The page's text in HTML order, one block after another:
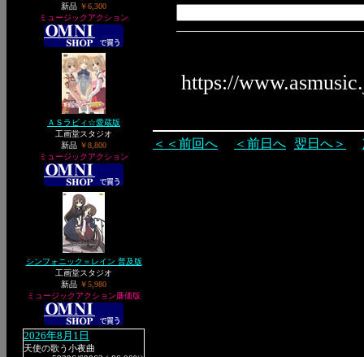
新品 ￥6,300
ミュージックアクション
ＡＳラビィ☆愛蔵版
工画堂スタジオ
新品 ￥8,800
ミュージックアクション
シンフォニック＝レイン 普及版
工画堂スタジオ
新品 ￥5,980
ミュージックアクション廉価版
2026年8月1日
天使の歌う小夜曲
https://
＜＜前回へ ＜前日へ 翌日へ＞